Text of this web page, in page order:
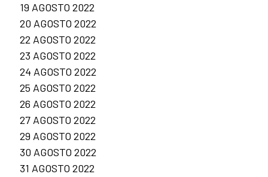
19 AGOSTO 2022
20 AGOSTO 2022
22 AGOSTO 2022
23 AGOSTO 2022
24 AGOSTO 2022
25 AGOSTO 2022
26 AGOSTO 2022
27 AGOSTO 2022
29 AGOSTO 2022
30 AGOSTO 2022
31 AGOSTO 2022